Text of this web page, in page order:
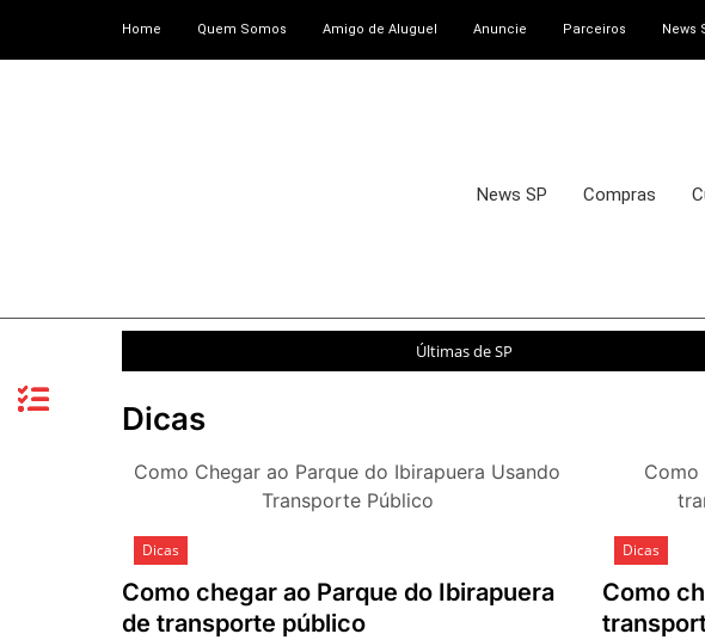
Home Quem Somos Amigo de Aluguel Anuncie Parceiros News
News SP Compras
Últimas de SP
Dicas
Como Chegar ao Parque do Ibirapuera Usando
Transporte Público
Dicas
Como chegar ao Parque do Ibirapuera
de transporte público
Como
Dicas
Como